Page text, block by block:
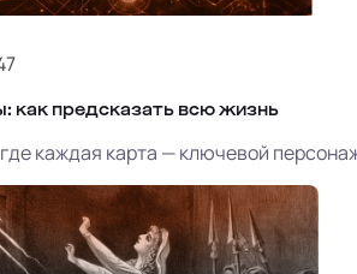
как предсказать всю жизнь
каждая карта — ключевой